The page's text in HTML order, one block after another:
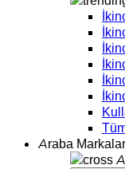
Araba